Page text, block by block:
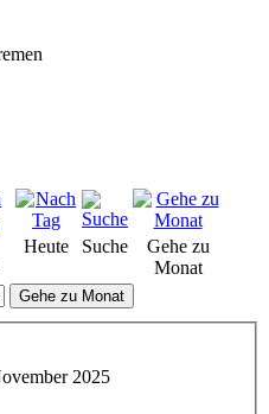
Heute Suche
Gehe zu
Monat
Gehe zu Monat
2025